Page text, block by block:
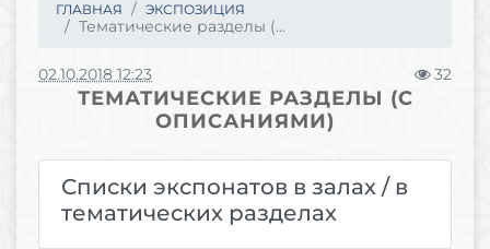
ГЛАВНАЯ ЭКСПОЗИЦИЯ
Тематические разделы (...
02.10.2018 12:23 32
ТЕМАТИЧЕСКИЕ РАЗДЕЛЫ (С
ОПИСАНИЯМИ)
Списки экспонатов в залах / в
тематических разделах